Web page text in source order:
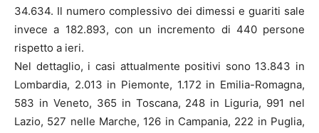
34.634. Il numero complessivo dei dimessi e guariti sale
invece a 182.893, con un incremento di 440 persone
rispetto a ieri.
Nel dettaglio, i casi attualmente positivi sono 13.843 in
Lombardia, 2.013 in Piemonte, 1.172 in Emilia-Romagna,
583 in Veneto, 365 in Toscana, 248 in Liguria, 991 nel
Lazio, 527 nelle Marche, 126 in Campania, 222 in Puglia,